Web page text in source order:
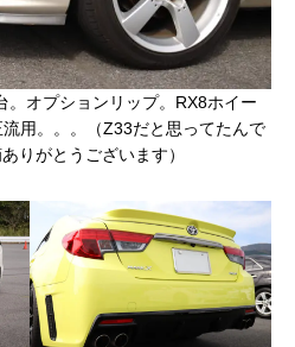
。オプションリップ。RX8ホイー
用。。。（Z33だと思ってたんで
りがとうございます）